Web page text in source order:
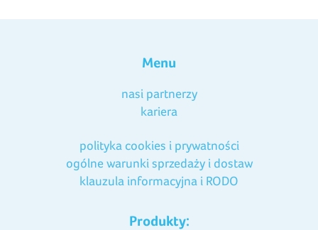
Menu
nasi partnerzy
kariera
polityka cookies i prywatności
ogólne warunki sprzedaży i dostaw
klauzula informacyjna i RODO
Produkty: